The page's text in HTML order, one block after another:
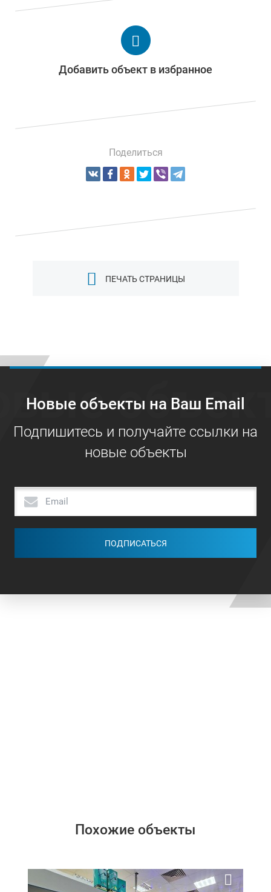
Добавить объект в избранное
Поделиться
ПЕЧАТЬ СТРАНИЦЫ
Новые объекты на Ваш Email
Подпишитесь и получайте ссылки на
новые объекты
ПОДПИСАТЬСЯ
Похожие объекты